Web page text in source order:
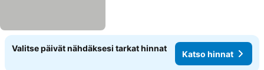
Valitse päivät nähdäksesi tarkat hinnat
Katso hinnat